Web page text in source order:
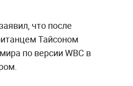
что после
Тайсоном
по версии WBC в